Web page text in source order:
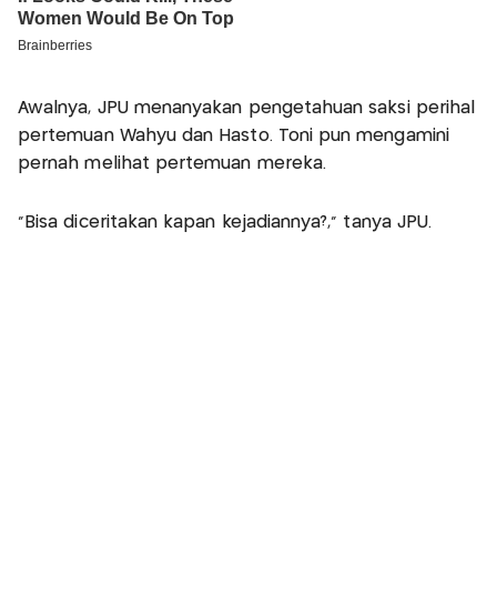
Awalnya, JPU menanyakan pengetahuan saksi perihal
pertemuan Wahyu dan Hasto. Toni pun mengamini
pernah melihat pertemuan mereka.
"Bisa diceritakan kapan kejadiannya?," tanya JPU.